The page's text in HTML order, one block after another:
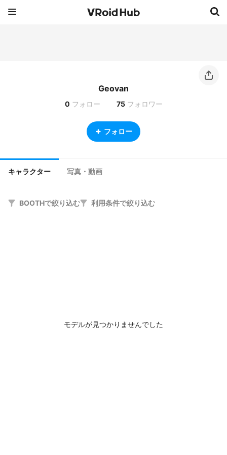
Geovan
0 フォロー 75 フォロワー
フォロー
キャラクター 写真・動画
BOOTHで絞り込む 利用条件で絞り込む
モデルが見つかりませんでした